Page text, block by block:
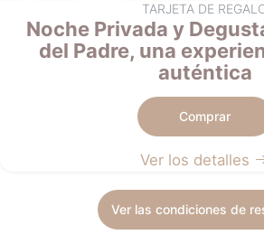
TARJETA DE
Noche Privada y
del Padre, una
auténtica
Comprar
Ver los detalles
Ver las condiciones de